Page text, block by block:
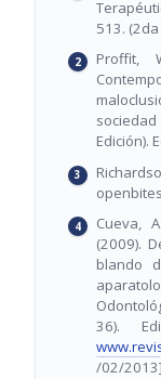
513.
Proffit,
Edición).
Cueva,
(2009).
blando
36).
/02/